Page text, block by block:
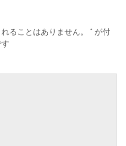
ることはありません。 * が付